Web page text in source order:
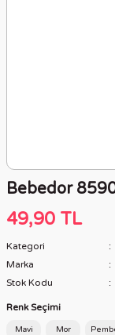
Bebedor
49,90 TL
Kategori
Marka
Stok Kodu
Renk Seçimi
Mavi Mor